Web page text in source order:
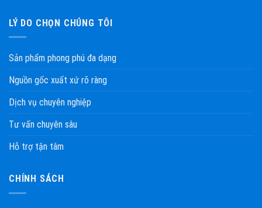
LÝ DO CHỌN CHÚNG TÔI
Sản phẩm phong phú đa dạng
Nguồn gốc xuất xứ rõ ràng
Dịch vụ chuyên nghiệp
Tư vấn chuyên sâu
Hỗ trợ tận tâm
CHÍNH SÁCH